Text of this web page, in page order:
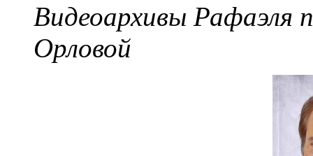
Видеоархивы Рафаэля
Орловой